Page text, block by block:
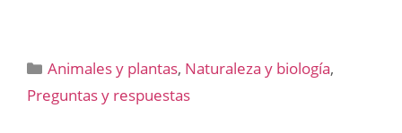
Categorías
Animales y plantas, Naturaleza y biología,
Preguntas y respuestas